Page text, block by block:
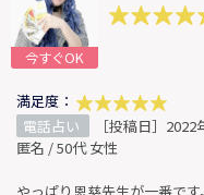
今すぐOK
満足度：
電話占い
［投稿日］
匿名 / 50代 女性